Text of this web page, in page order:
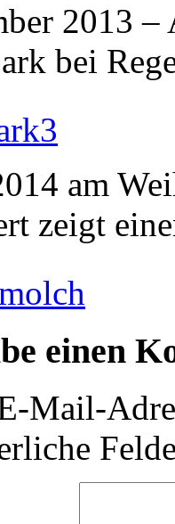
2013
bei
am
zeigt
einen
Mail-